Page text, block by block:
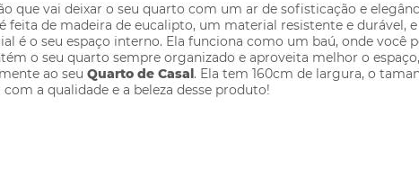
vai deixar o seu quarto com um ar de sofisticação e
é feita de madeira de eucalipto, um material resistente e durável,
é o seu espaço interno. Ela funciona como um baú, onde você
o seu quarto sempre organizado e aproveita melhor o
ao seuQuarto de Casal. Ela tem 160cm de largura, o
a qualidade e a beleza desse produto!